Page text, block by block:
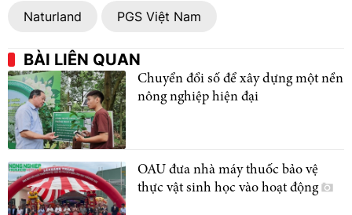
Naturland PGS Việt Nam
BÀI LIÊN QUAN
Chuyển đổi số để xây dựng một nền
nông nghiệp hiện đại
OAU đưa nhà máy thuốc bảo vệ
thực vật sinh học vào hoạt động